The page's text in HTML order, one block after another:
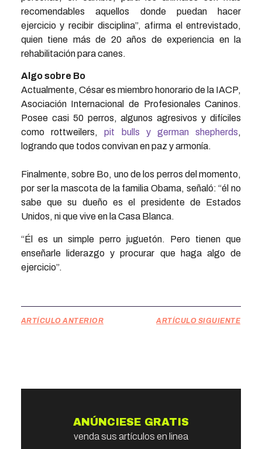
recomendables aquellos donde puedan hacer
ejercicio y recibir disciplina”, afirma el entrevistado,
quien tiene más de 20 años de experiencia en la
rehabilitación para canes.
Algo sobre Bo
Actualmente, César es miembro honorario de la IACP,
Asociación Internacional de Profesionales Caninos.
Posee casi 50 perros, algunos agresivos y difíciles
como rottweilers,pit bulls y german shepherds,
logrando que todos convivan en paz y armonía.
Finalmente, sobre Bo, uno de los perros del momento,
por ser la mascota de la familia Obama, señaló: “él no
sabe que su dueño es el presidente de Estados
Unidos, ni que vive en la Casa Blanca.
“Él es un simple perro juguetón. Pero tienen que
enseñarle liderazgo y procurar que haga algo de
ejercicio”.
ARTÍCULO ANTERIOR ARTÍCULO SIGUIENTE
ANÚNCIESE GRATIS
venda sus artículos en linea